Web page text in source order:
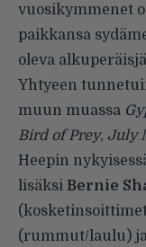
vuosikymmenet
paikkansa
oleva
Yhtyeen
muun muassa
Bird of Prey, July
Heepin
lisäksi Bernie
(rummut/laulu)